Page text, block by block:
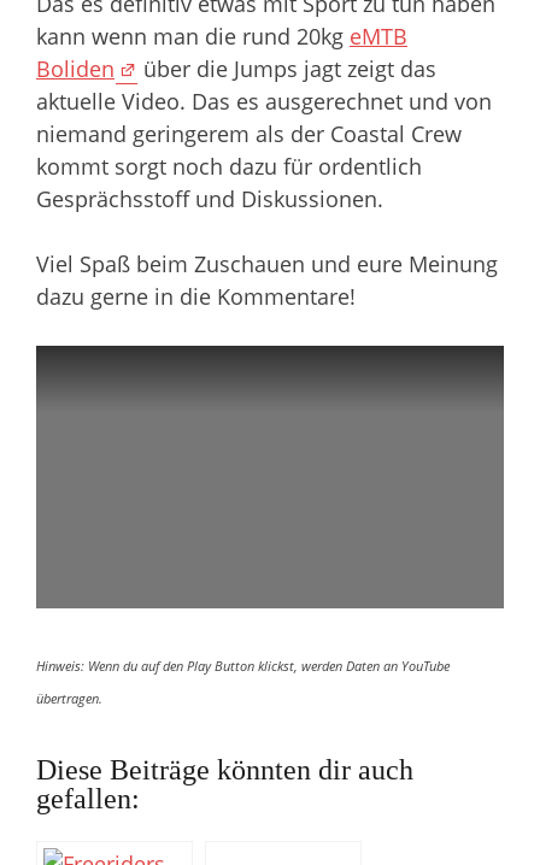
kann wenn man die rund 20kg eMTB
Boliden
über die Jumps jagt zeigt das
aktuelle Video. Das es ausgerechnet und von
niemand geringerem als der Coastal Crew
kommt sorgt noch dazu für ordentlich
Gesprächsstoff und Diskussionen.
Viel Spaß beim Zuschauen und eure Meinung
dazu gerne in die Kommentare!
Hinweis: Wenn du auf den Play Button klickst, werden Daten an YouTube
übertragen.
Diese Beiträge könnten dir auch
gefallen: